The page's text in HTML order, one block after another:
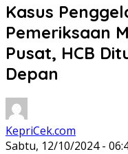
Kasus
Pemeriksaan
Pusat, HCB
Depan
KepriCek.com
Sabtu, 12/10/2024 -